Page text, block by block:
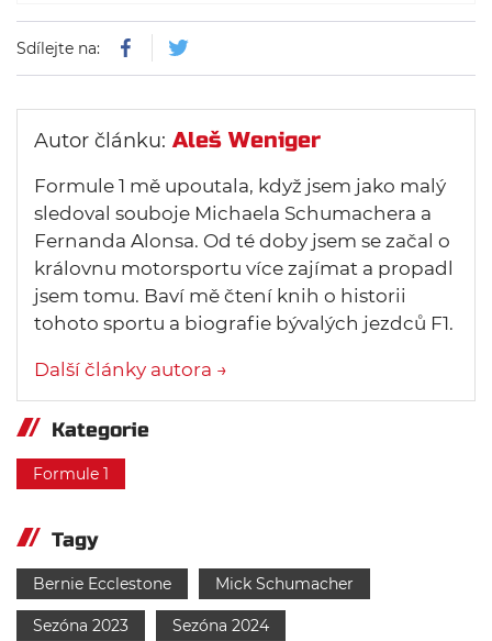
Sdílejte na:
Autor článku: Aleš Weniger
Formule 1 mě upoutala, když jsem jako malý
sledoval souboje Michaela Schumachera a
Fernanda Alonsa. Od té doby jsem se začal o
královnu motorsportu více zajímat a propadl
jsem tomu. Baví mě čtení knih o historii
tohoto sportu a biografie bývalých jezdců F1.
Další články autora →
Kategorie
Formule 1
Tagy
Bernie Ecclestone Mick Schumacher
Sezóna 2023 Sezóna 2024